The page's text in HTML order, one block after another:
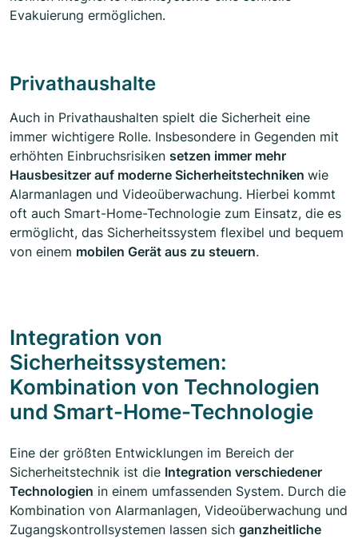
Evakuierung ermöglichen.
Privathaushalte
Auch in Privathaushalten spielt die Sicherheit eine
immer wichtigere Rolle. Insbesondere in Gegenden mit
erhöhten Einbruchsrisiken setzen immer mehr
Hausbesitzer auf moderne Sicherheitstechniken wie
Alarmanlagen und Videoüberwachung. Hierbei kommt
oft auch Smart-Home-Technologie zum Einsatz, die es
ermöglicht, das Sicherheitssystem flexibel und bequem
von einem mobilen Gerät aus zu steuern.
Integration von
Sicherheitssystemen:
Kombination von Technologien
und Smart-Home-Technologie
Eine der größten Entwicklungen im Bereich der
Sicherheitstechnik ist die Integration verschiedener
Technologien in einem umfassenden System. Durch die
Kombination von Alarmanlagen, Videoüberwachung und
Zugangskontrollsystemen lassen sich ganzheitliche